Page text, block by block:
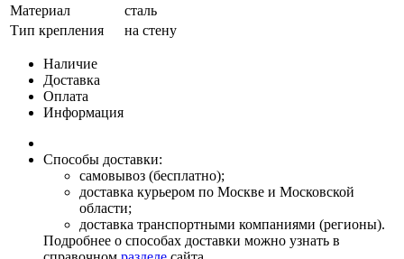
Материал
сталь
Тип крепления
на стену
Наличие
Доставка
Оплата
Информация
Способы доставки:
самовывоз (бесплатно);
доставка курьером по Москве и Московской
области;
доставка транспортными компаниями (регионы).
Подробнее о способах доставки можно узнать в